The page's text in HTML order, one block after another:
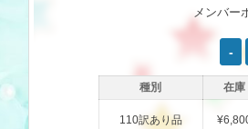
メンバー
種別 在庫
110訳あり品